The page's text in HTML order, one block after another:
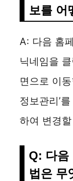
보를 어
A: 다음 홈
닉네임을
면으로 이동
정보관리’
하여 변경
Q: 다음
법은 무